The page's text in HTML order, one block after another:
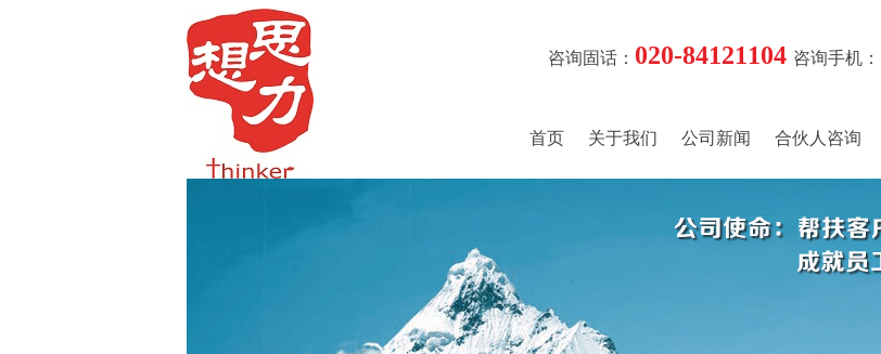
咨询固话： 020-84121104 咨询手机：
首页 关于我们 公司新闻 合伙人咨询